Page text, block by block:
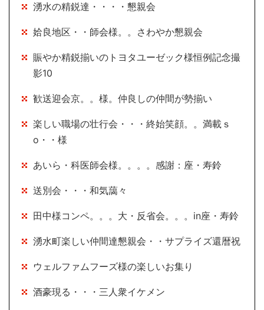
湧水の精鋭達・・・・懇親会
姶良地区・・師会様。。さわやか懇親会
賑やか精鋭揃いのトヨタユーゼック様恒例記念撮
影10
歓送迎会京。。様。仲良しの仲間が勢揃い
楽しい職場の壮行会・・・終始笑顔。。満載ｓ
o・・様
あいら・科医師会様。。。。感謝：座・寿鈴
送別会・・・和気藹々
田中様コンペ。。。大・反省会。。。in座・寿鈴
湧水町楽しい仲間達懇親会・・サプライズ還暦祝
ウェルファムフーズ様の楽しいお集り
酒豪現る・・・三人衆イケメン